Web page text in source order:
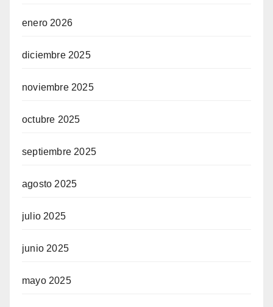
enero 2026
diciembre 2025
noviembre 2025
octubre 2025
septiembre 2025
agosto 2025
julio 2025
junio 2025
mayo 2025